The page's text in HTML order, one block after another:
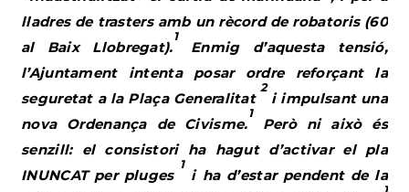
lladres de trasters amb un rècord de robatoris (60
al Baix Llobregat).
1
Enmig d’aquesta tensió,
l’Ajuntament intenta posar ordre reforçant la
seguretat a la Plaça Generalitat
2
i impulsant una
nova Ordenança de Civisme.
1
Però ni això és
senzill: el consistori ha hagut d’activar el pla
INUNCAT per pluges
1
i ha d’estar pendent de la